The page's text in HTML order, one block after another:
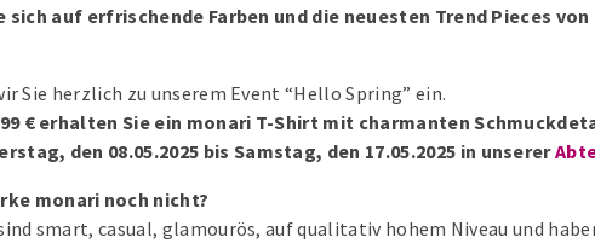
sich auf erfrischende Farben und die neuesten Trend Pieces
Sie herzlich zu unserem Event “Hello Spring” ein.
€ erhalten Sie ein monari T-Shirt mit charmanten
den 08.05.2025 bis Samstag, den 17.05.2025 in unserer
monari noch nicht?
smart, casual, glamourös, auf qualitativ hohem Niveau und